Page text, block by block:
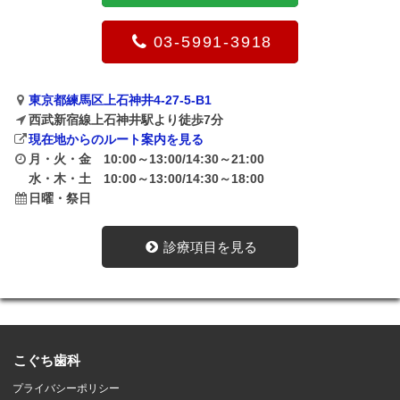
03-5991-3918
東京都練馬区上石神井4-27-5-B1
西武新宿線上石神井駅より徒歩7分
現在地からのルート案内を見る
月・火・金 10:00～13:00/14:30～21:00
水・木・土 10:00～13:00/14:30～18:00
日曜・祭日
診療項目を見る
こぐち歯科
プライバシーポリシー